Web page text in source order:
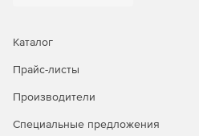
Сравнение версий
Security для
Каталог
Прайс-листы
Производители
Специальные предложения